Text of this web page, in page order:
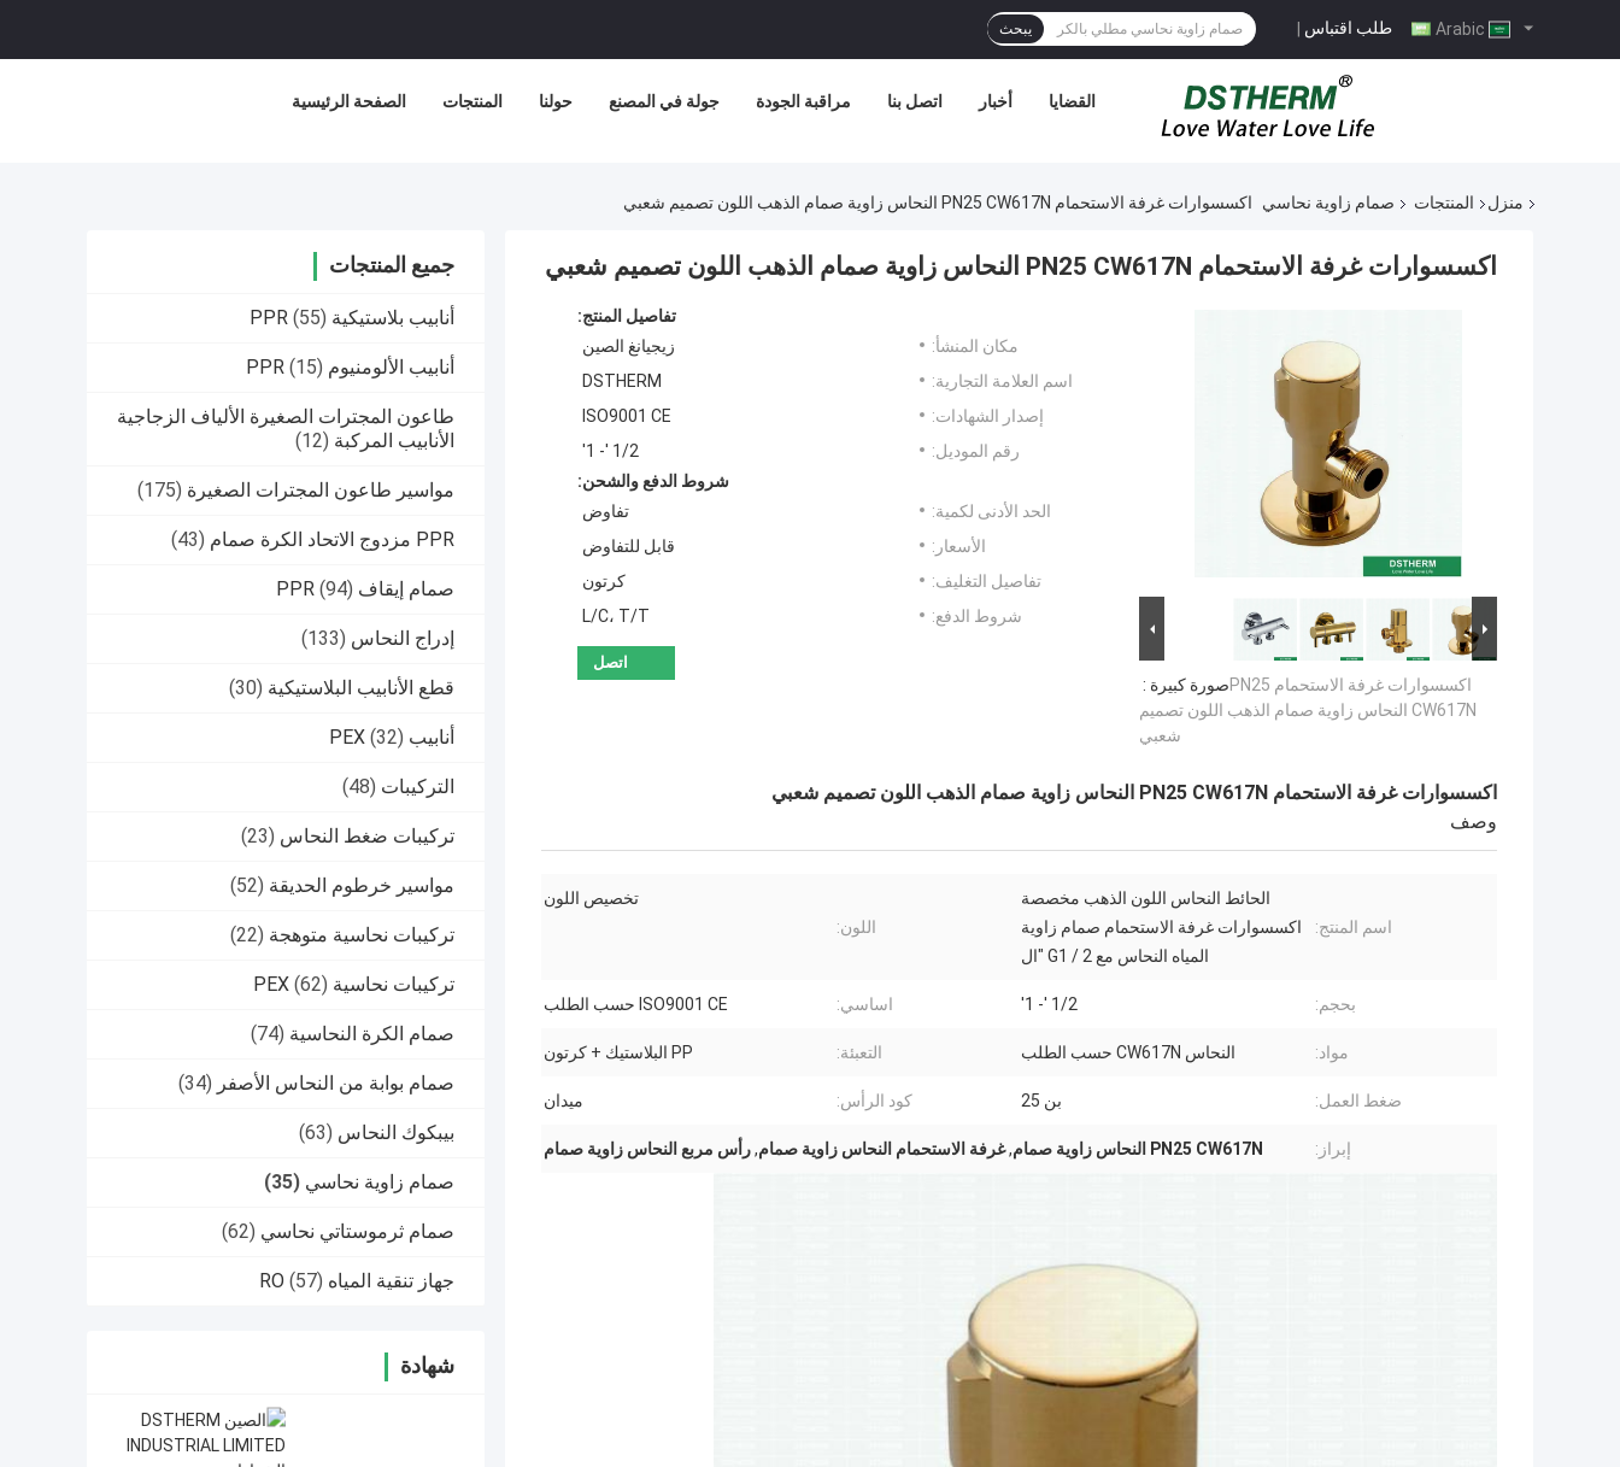
طلب اقتباس | يبحث
الصفحة الرئيسية المنتجات حولنا جولة في المصنع مراقبة الجودة اتصل بنا أخبار القضايا
منزل المنتجات صمام زاوية نحاسي اكسسوارات غرفة الاستحمام PN25 CW617N النحاس زاوية صمام الذهب اللون تصميم شعبي
جميع المنتجات
أنابيب بلاستيكية PPR (55)
أنابيب الألومنيوم PPR (15)
طاعون المجترات الصغيرة الألياف الزجاجية
الأنابيب المركبة (12)
مواسير طاعون المجترات الصغيرة (175)
PPR مزدوج الاتحاد الكرة صمام (43)
صمام إيقاف PPR (94)
إدراج النحاس (133)
قطع الأنابيب البلاستيكية (30)
أنابيب PEX (32)
التركيبات (48)
تركيبات ضغط النحاس (23)
مواسير خرطوم الحديقة (52)
تركيبات نحاسية متوهجة (22)
تركيبات نحاسية PEX (62)
صمام الكرة النحاسية (74)
صمام بوابة من النحاس الأصفر (34)
بيبكوك النحاس (63)
صمام زاوية نحاسي (35)
صمام ثرموستاتي نحاسي (62)
جهاز تنقية المياه RO (57)
شهادة
اكسسوارات غرفة الاستحمام PN25 CW617N النحاس زاوية صمام الذهب اللون تصميم شعبي
صورة كبيرة :اكسسوارات غرفة الاستحمام PN25
CW617N النحاس زاوية صمام الذهب اللون تصميم
شعبي
تفاصيل المنتج:
مكان المنشأ:
زيجيانغ الصين
اسم العلامة التجارية:
DSTHERM
إصدار الشهادات:
ISO9001 CE
رقم الموديل:
1/2 '- 1'
شروط الدفع والشحن:
الحد الأدنى لكمية:
تفاوض
الأسعار:
قابل للتفاوض
تفاصيل التغليف:
كرتون
شروط الدفع:
L/C، T/T
اتصل
اكسسوارات غرفة الاستحمام PN25 CW617N النحاس زاوية صمام الذهب اللون تصميم شعبي
وصف
اسم المنتج:
الحائط النحاس اللون الذهب مخصصة
اكسسوارات غرفة الاستحمام صمام زاوية
المياه النحاس مع G1 / 2 "ال
اللون:
تخصيص اللون
بحجم: 1/2 '- 1' اساسي: ISO9001 CE حسب الطلب
مواد: النحاس CW617N حسب الطلب التعبئة: PP البلاستيك + كرتون
ضغط العمل: بن 25 كود الرأس: ميدان
إبراز: PN25 CW617N النحاس زاوية صمام ,غرفة الاستحمام النحاس زاوية صمام,رأس مربع النحاس زاوية صمام